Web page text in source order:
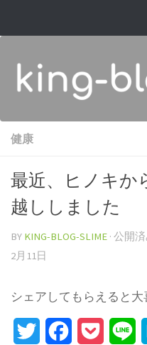
健康
最近、ヒノキか
越ししました
BY KING-BLOG-SLIME · 公開
2月11日
シェアしてもらえると大
Twitter FacebookPocket